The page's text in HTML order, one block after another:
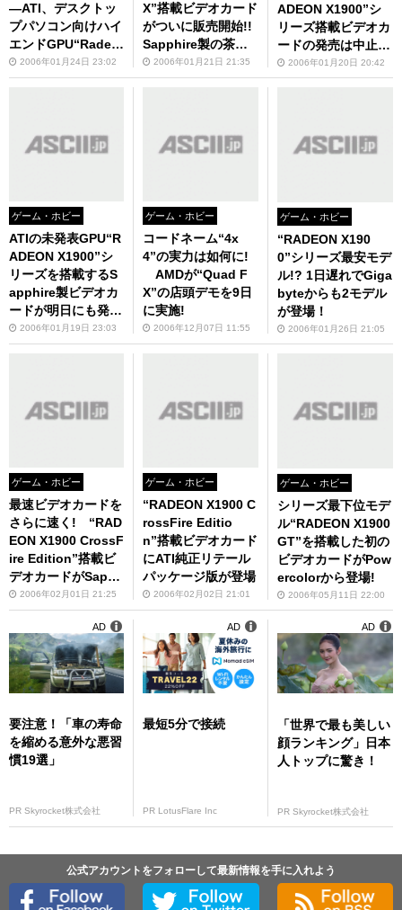
―ATI、デスクトッ
プパソコン向けハイ
エンドGPU“Radeo
n X1900”シリーズ
を発表！
2006年01月24日 23:02
X”搭載ビデオカード
がついに販売開始!!
Sapphire製の茶箱
入り並行輸入品!!
2006年01月21日 21:35
ADEON X1900”シ
リーズ搭載ビデオカ
ードの発売は中止
に……!!
2006年01月20日 20:42
ゲーム・ホビー
ATIの未発表GPU“R
ADEON X1900”シ
リーズを搭載するS
apphire製ビデオカ
ードが明日にも発売
予定!!
2006年01月19日 23:03
ゲーム・ホビー
コードネーム“4x
4”の実力は如何に!
AMDが“Quad F
X”の店頭デモを9日
に実施!
2006年12月07日 11:55
ゲーム・ホビー
“RADEON X190
0”シリーズ最安モデ
ル!? 1日遅れでGiga
byteからも2モデル
が登場！
2006年01月26日 21:05
ゲーム・ホビー
最速ビデオカードを
さらに速く! “RAD
EON X1900 CrossF
ire Edition”搭載ビ
デオカードがSapph
ireからデビュー!!
2006年02月01日 21:25
ゲーム・ホビー
“RADEON X1900 C
rossFire Editio
n”搭載ビデオカード
にATI純正リテール
パッケージ版が登場
2006年02月02日 21:01
ゲーム・ホビー
シリーズ最下位モデ
ル“RADEON X1900
GT”を搭載した初の
ビデオカードがPow
ercolorから登場!
2006年05月11日 22:00
要注意！「車の寿命
を縮める意外な悪習
慣19選」
PR Skyrocket株式会社
AD
最短5分で接続
PR LotusFlare Inc
AD
「世界で最も美しい
顔ランキング」日本
人トップに驚き！
PR Skyrocket株式会社
AD
公式アカウントをフォローして最新情報を手に入れよう